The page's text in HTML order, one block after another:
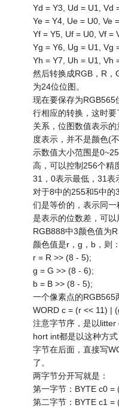
Yd = Y3, Ud = U1, Vd
Ye = Y4, Ue = U0, Ve
Yf = Y5, Uf = U0, Vf =
Yg = Y6, Ug = U1, Vg
Yh = Y7, Uh = U1, Vh
然后转换成RGB，R
为24位位图。
现在要保存为RGB565
行相应的转换，这时
关系，位图数值表示
度表示，并不是颜色(
示数值大小范围是
高，可以控制256个精
31，0表示最低，31表
对于8中的255和5中的
们是等价的，表示同
是表示的位数差，可以
RGB888中3颜色值为
颜色值是r，g，b，则：
r = R >> (8 - 5);
g = G >> (8 - 6);
b = B >> (8 - 5);
一个像素点的RGB565
WORD c = (r << 11) |
注意字节序，是以
hort int都是以这种方
字节在后面，直接写
了。
两字节分开写就是：
第一字节：BYTE c0 =
第二字节：BYTE c1 =